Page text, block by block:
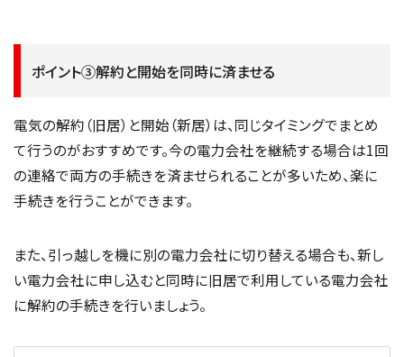
ポイント③解約と開始を同時に済ませる
電気の解約（旧居）と開始（新居）は、同じタイミングでまとめ
て行うのがおすすめです。今の電力会社を継続する場合は1回
の連絡で両方の手続きを済ませられることが多いため、楽に
手続きを行うことができます。
また、引っ越しを機に別の電力会社に切り替える場合も、新し
い電力会社に申し込むと同時に旧居で利用している電力会社
に解約の手続きを行いましょう。